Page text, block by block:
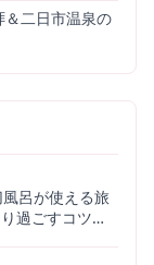
二日市温泉の
呂が使える旅
過ごすコツも